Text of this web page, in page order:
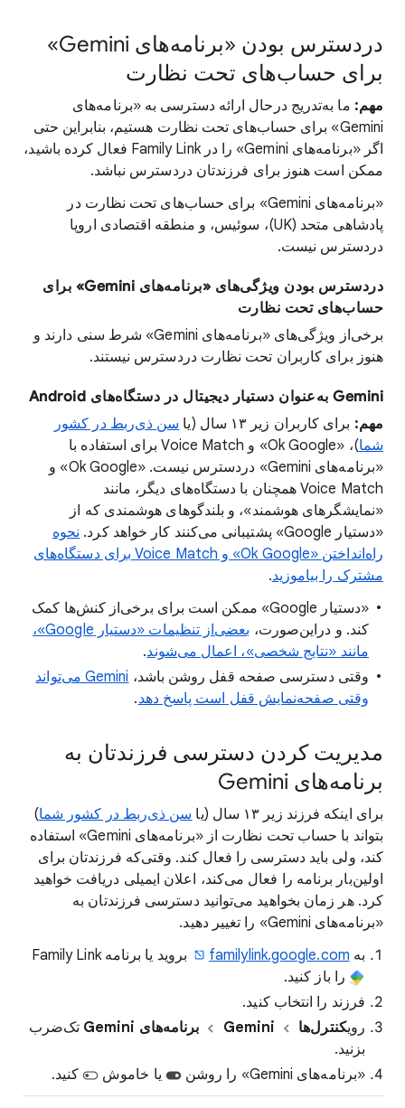
دردسترس بودن «برنامه‌های Gemini»
برای حساب‌های تحت نظارت
مهم: ما به‌تدریج درحال ارائه دسترسی به «برنامه‌های
Gemini» برای حساب‌های تحت نظارت هستیم، بنابراین حتی
اگر «برنامه‌های Gemini» را در Family Link فعال کرده باشید،
ممکن است هنوز برای فرزندتان دردسترس نباشد.
«برنامه‌های Gemini» برای حساب‌های تحت نظارت در
پادشاهی متحد (UK)، سوئیس، و منطقه اقتصادی اروپا
دردسترس نیست.
دردسترس بودن ویژگی‌های «برنامه‌های Gemini» برای
حساب‌های تحت نظارت
برخی‌از ویژگی‌های «برنامه‌های Gemini» شرط سنی دارند و
هنوز برای کاربران تحت نظارت دردسترس نیستند.
‫Gemini به‌عنوان دستیار دیجیتال در دستگاه‌های Android
مهم: برای کاربران زیر ۱۳ سال (یا
سن ذی‌ربط در کشور
شما
)، «Ok Google» و Voice Match برای استفاده با
«برنامه‌های Gemini» دردسترس نیست. «Ok Google» و
Voice Match همچنان با دستگاه‌های دیگر، مانند
«نمایشگرهای هوشمند»، و بلندگوهای هوشمندی که از
«دستیار Google» پشتیبانی می‌کنند کار خواهد کرد.
نحوه
راه‌انداختن «Ok Google» و Voice Match برای دستگاه‌های
مشترک را بیاموزید.
«دستیار Google» ممکن است برای برخی‌از کنش‌ها کمک
کند. و دراین‌صورت،
بعضی‌از تنظیمات «دستیار Google»،
مانند «نتایج شخصی»، اعمال می‌شوند.
وقتی دسترسی صفحه قفل روشن باشد،
Gemini می‌تواند
وقتی صفحه‌نمایش قفل است پاسخ دهد.
مدیریت کردن دسترسی فرزندتان به
برنامه‌های Gemini
برای اینکه فرزند زیر ۱۳ سال (یا سن ذی‌ربط در کشور شما)
بتواند با حساب تحت نظارت از «برنامه‌های Gemini» استفاده
کند، ولی باید دسترسی را فعال کند. وقتی‌که فرزندتان برای
اولین‌بار برنامه را فعال می‌کند، اعلان ایمیلی دریافت خواهید
کرد. هر زمان بخواهید می‌توانید دسترسی فرزندتان به
«برنامه‌های Gemini» را تغییر دهید.
به familylink.google.com
بروید یا برنامه Family Link
را باز کنید.
فرزند را انتخاب کنید.
رویکنترل‌ها Gemini برنامه‌های Gemini
تک‌ضرب
بزنید.
«برنامه‌های Gemini» را روشن
یا خاموش کنید.